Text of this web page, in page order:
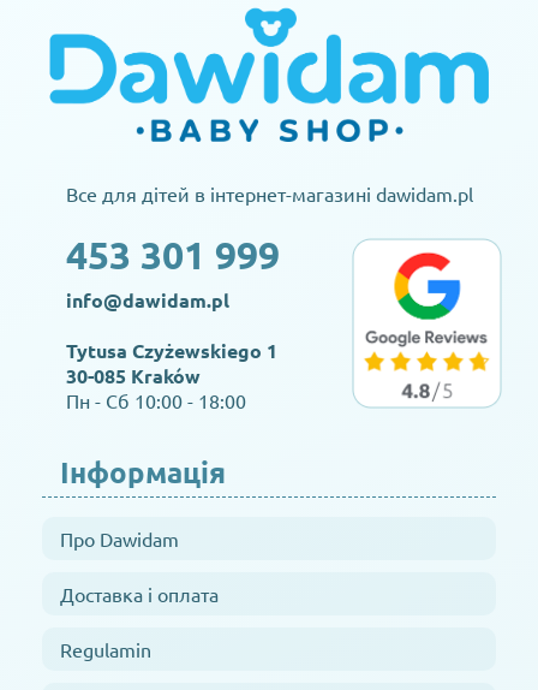
Все для дітей в інтернет-магазині dawidam.pl
453 301 999
info@dawidam.pl
Tytusa Czyżewskiego 1
30-085 Kraków
Пн - Сб 10:00 - 18:00
Інформація
Про Dawidam
Доставка і оплата
Regulamin